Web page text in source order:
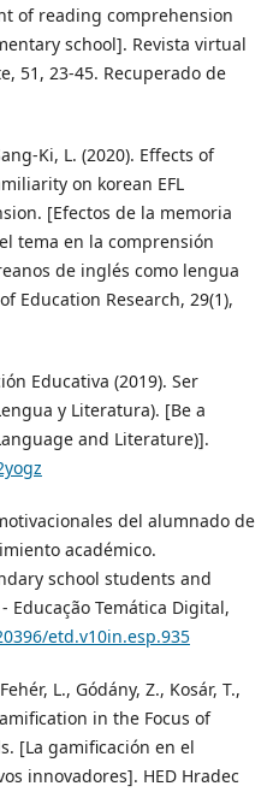
of reading comprehension
school]. Revista virtual
51, 23-45. Recuperado de
Ki, L. (2020). Effects of
on korean EFL
[Efectos de la memoria
tema en la comprensión
de inglés como lengua
Education Research, 29(1),
Educativa (2019). Ser
y Literatura). [Be a
and Literature)].
del alumnado de
académico.
school students and
Educação Temática Digital,
etd.v10in.esp.935
L., Gódány, Z., Kosár, T.,
in the Focus of
[La gamificación en el
innovadores]. HED Hradec